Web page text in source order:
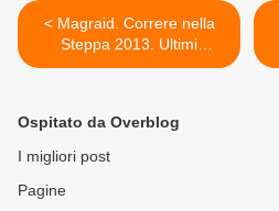
< Magraid. Correre nella
Steppa 2013. Ultimi
aggiornamenti:
Toniolo e la
programmazione completa
su SKY SPORT
Ospitato da Overblog
I migliori post
Pagine